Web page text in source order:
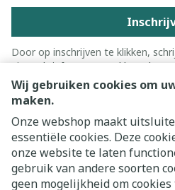
Wij gebruiken cookies om
maken.
Onze webshop maakt
essentiële cookies. Deze
onze website te laten
gebruik van andere soorten
geen mogelijkheid om
Door op inschrijven te klikken,
nieuwsbrief en gaat u akkoord